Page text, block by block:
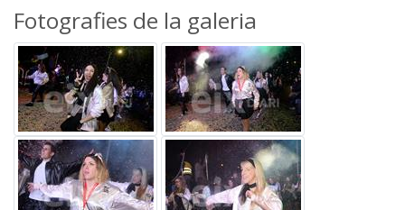
Fotografies de la galeria